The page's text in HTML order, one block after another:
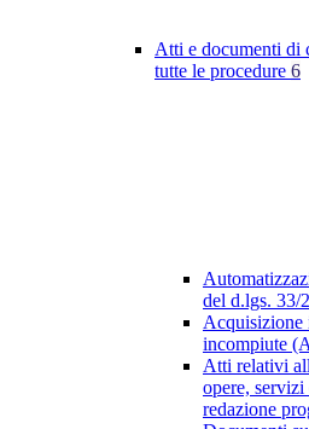
Atti e documenti di
tutte le procedure 6
del d.lgs. 33/
Acquisizione
incompiute
Atti relativi
opere,
redazione